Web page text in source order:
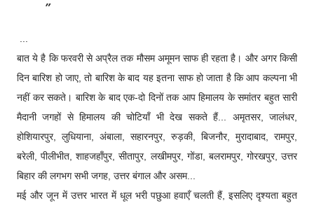
बात ये है कि फरवरी से अप्रैल तक मौसम अमूमन साफ ही रहता है। और अगर किसी
दिन बारिश हो जाए, तो बारिश के बाद यह इतना साफ हो जाता है कि आप कल्पना भी
नहीं कर सकते। बारिश के बाद एक-दो दिनों तक आप हिमालय के समांतर बहुत सारी
मैदानी जगहों से हिमालय की चोटियाँ भी देख सकते हैं... अमृतसर, जालंधर,
होशियारपुर, लुधियाना, अंबाला, सहारनपुर, रुड़की, बिजनौर, मुरादाबाद, रामपुर,
बरेली, पीलीभीत, शाहजहाँपुर, सीतापुर, लखीमपुर, गोंडा, बलरामपुर, गोरखपुर, उत्तर
बिहार की लगभग सभी जगह, उत्तर बंगाल और असम...
मई और जून में उत्तर भारत में धूल भरी पछुआ हवाएँ चलती हैं, इसलिए दृश्यता बहुत